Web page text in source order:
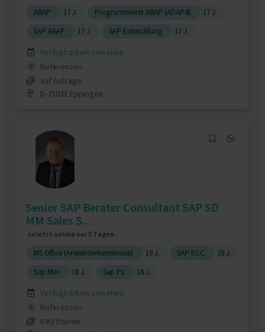
ABAP 17 J. Programmierer ABAP (ADAP4)
17 J.
SAP ABAP
17 J. SAP Entwicklung 17 J.
Verfügbarkeit einsehen
0
Referenzen
auf Anfrage
D-75031 Eppingen
Senior SAP Berater Consultant SAP SD
MM Sales S...
zuletzt online vor 5 Tagen
MS Office (Anwenderkenntnisse) 19 J. SAP ECC
18 J.
Sap Mm
18 J. Sap Ps 18 J.
Verfügbarkeit einsehen
0
Referenzen
€90/Stunde